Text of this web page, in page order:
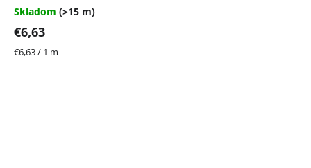
Skladom (>15 m)
€6,63
Jednotková
€6,63 / 1 m